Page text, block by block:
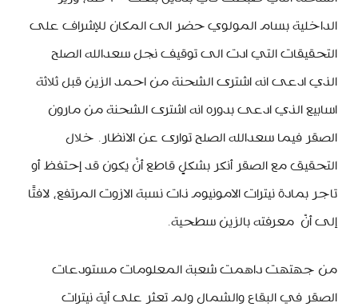
الداخلية بسام المولوي حضر الى المكان للإشراف على
التحقيقات التي ادت الى توقيف نجل سعدالله الصلح
الذي ادعى انه اشترى الشحنة من احمد الزين قبل ثلاثة
اسابيع الذي ادعى بدوره انه اشترى الشحنة من مارون
الصقر فيما سعدالله الصلح توارى عن الانظار. خلال
التحقيق مع الصقر أنكر بشكلٍ قاطع أنْ يكون قد إحتفظ أو
تاجر بمادة نيترات الامونيوم ذات نسبة الازوت المرتفع، لافتًا
إلى أنّ معرفته بالزين سطحية.
من جهتهت داهمت شعبة المعلومات مستودعات
الصقر في البقاع والشمال ولم تعثر على أية نيترات